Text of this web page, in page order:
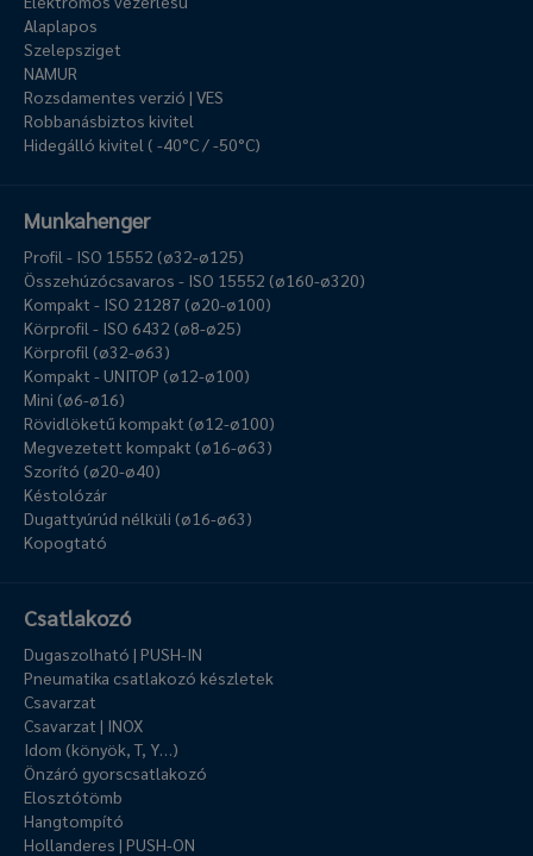
Alaplapos
Szelepsziget
NAMUR
Rozsdamentes verzió | VES
Robbanásbiztos kivitel
Hidegálló kivitel ( -40°C / -50°C)
Munkahenger
Profil - ISO 15552 (ø32-ø125)
Összehúzócsavaros - ISO 15552 (ø160-ø320)
Kompakt - ISO 21287 (ø20-ø100)
Körprofil - ISO 6432 (ø8-ø25)
Körprofil (ø32-ø63)
Kompakt - UNITOP (ø12-ø100)
Mini (ø6-ø16)
Rövidlöketű kompakt (ø12-ø100)
Megvezetett kompakt (ø16-ø63)
Szorító (ø20-ø40)
Késtolózár
Dugattyúrúd nélküli (ø16-ø63)
Kopogtató
Csatlakozó
Dugaszolható | PUSH-IN
Pneumatika csatlakozó készletek
Csavarzat
Csavarzat | INOX
Idom (könyök, T, Y…)
Önzáró gyorscsatlakozó
Elosztótömb
Hangtompító
Hollanderes | PUSH-ON